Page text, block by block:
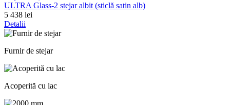
ULTRA Glass-2 stejar albit (sticlă satin alb)
5 438 lei
Detalii
Furnir de stejar
Acoperită cu lac